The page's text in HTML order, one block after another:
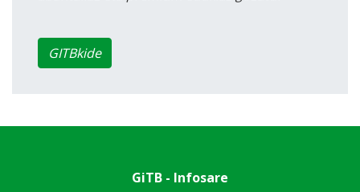
GITBkide
GiTB - Infosare